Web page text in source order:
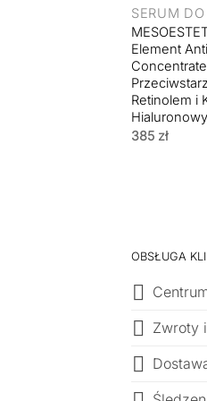
SERUM
Element
Retinolem i
385 zł
OBSŁUGA
Zwroty